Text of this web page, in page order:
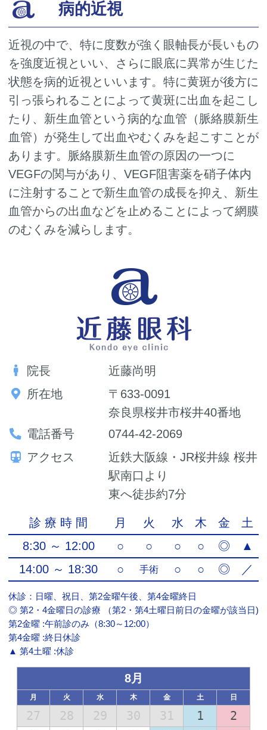
病的近視
近視の中で、特に度数が強く眼軸長が長いもの
を強度近視といい、さらに眼底に異常が生じた
状態を病的近視といいます。特に黄斑が後方に
引っ張られることによって黄斑に出血を起こし
たり、新生血管という病的な血管（脈絡膜新生
血管）が発生して出血やむくみを起こすことが
あります。脈絡膜新生血管の原因の一つに
VEGFの関与があり、VEGF阻害薬を硝子体内
に注射することで新生血管の成長を抑え、新生
血管からの出血などを止めることによって網膜
のむくみを減らします。
院長
近藤尚明
所在地
〒633-0091
奈良県桜井市桜井40番地
電話番号
0744-42-2069
アクセス
近鉄大阪線・JR桜井線 桜井
駅南口より
東へ徒歩約7分
診 療 時 間 月 火 水 木 金
土
8:30 ～ 12:00
○ ○ ○ ○ ◎
▲
14:00 ～ 18:30
○ 手術 ○ ○ ◎ ／
休診：日曜、祝日、第2金曜午後、第4金曜終日
◎ 第2・4金曜日の診療 （第2・第4土曜日前日の金曜が該当日)
第2金曜 :午前診のみ（8:30～12:00）
第4金曜 :終日休診
▲ 第4土曜 :休診
8月
月 火 水 木 金 土 日
27 28 29 30 31 1
2